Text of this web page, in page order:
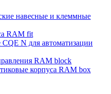
навесные и клеммные
RAM fit
N для автоматизации
RAM block
корпуса RAM box